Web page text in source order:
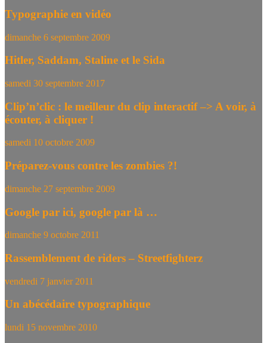
Typographie en vidéo
dimanche 6 septembre 2009
Hitler, Saddam, Staline et le Sida
samedi 30 septembre 2017
Clip’n’clic : le meilleur du clip interactif –> A voir, à
écouter, à cliquer !
samedi 10 octobre 2009
Préparez-vous contre les zombies ?!
dimanche 27 septembre 2009
Google par ici, google par là …
dimanche 9 octobre 2011
Rassemblement de riders – Streetfighterz
vendredi 7 janvier 2011
Un abécédaire typographique
lundi 15 novembre 2010